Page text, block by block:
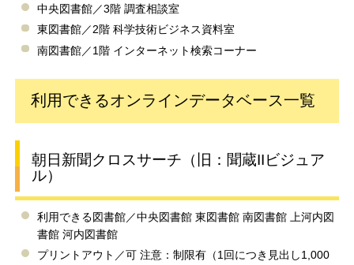
中央図書館／3階 調査相談室
東図書館／2階 科学技術ビジネス資料室
南図書館／1階 インターネット検索コーナー
利用できるオンラインデータベース一覧
朝日新聞クロスサーチ（旧：聞蔵IIビジュア
ル）
利用できる図書館／中央図書館 東図書館 南図書館 上河内図
書館 河内図書館
プリントアウト／可 注意：制限有（1回につき見出し1,000